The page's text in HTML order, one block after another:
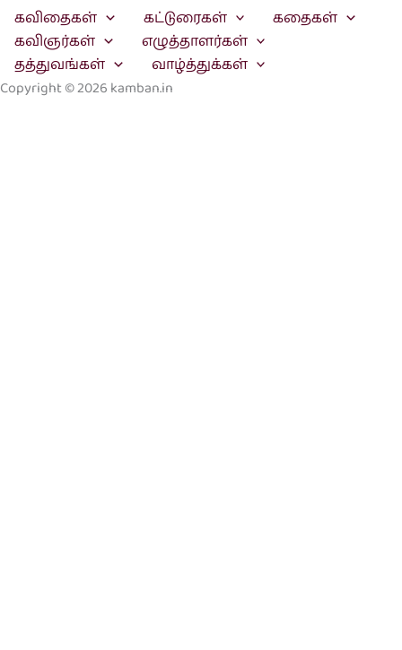
கவிதைகள் கட்டுரைகள்
கதைகள்
கவிஞர்கள்
எழுத்தாளர்கள்
தத்துவங்கள்
வாழ்த்துக்கள்
Copyright © 2026 kamban.in